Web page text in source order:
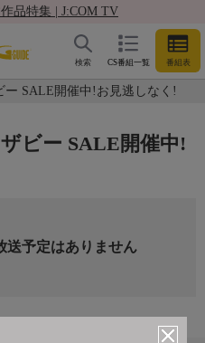
品特集 | J:COM TV
CS番組一覧 番組表
検索
ー SALE開催中!お見逃しなく!
ビー SALE開催中!
送予定はありません